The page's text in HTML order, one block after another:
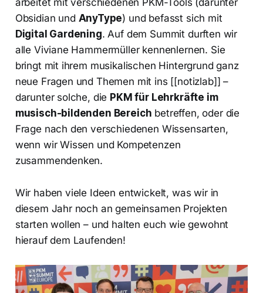
arbeitet mit verschiedenen PKM-Tools (darunter
Obsidian und AnyType) und befasst sich mit
Digital Gardening. Auf dem Summit durften wir
alle Viviane Hammermüller kennenlernen. Sie
bringt mit ihrem musikalischen Hintergrund ganz
neue Fragen und Themen mit ins [[notizlab]] –
darunter solche, die PKM für Lehrkräfte im
musisch-bildenden Bereich betreffen, oder die
Frage nach den verschiedenen Wissensarten,
wenn wir Wissen und Kompetenzen
zusammendenken.
Wir haben viele Ideen entwickelt, was wir in
diesem Jahr noch an gemeinsamen Projekten
starten wollen – und halten euch wie gewohnt
hierauf dem Laufenden!